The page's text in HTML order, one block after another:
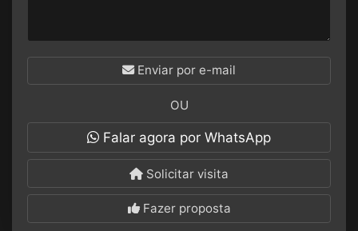
Enviar por e-mail
OU
Falar agora por WhatsApp
Solicitar visita
Fazer proposta